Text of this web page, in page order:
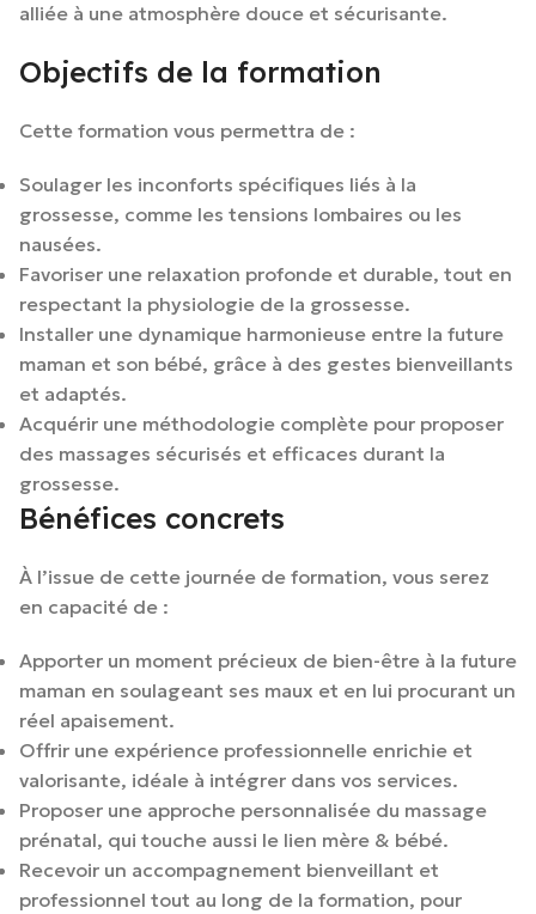
alliée à une atmosphère douce et sécurisante.
Objectifs de la formation
Cette formation vous permettra de :
Soulager les inconforts spécifiques liés à la
grossesse, comme les tensions lombaires ou les
nausées.
Favoriser une relaxation profonde et durable, tout en
respectant la physiologie de la grossesse.
Installer une dynamique harmonieuse entre la future
maman et son bébé, grâce à des gestes bienveillants
et adaptés.
Acquérir une méthodologie complète pour proposer
des massages sécurisés et efficaces durant la
grossesse.
Bénéfices concrets
À l’issue de cette journée de formation, vous serez
en capacité de :
Apporter un moment précieux de bien-être à la future
maman en soulageant ses maux et en lui procurant un
réel apaisement.
Offrir une expérience professionnelle enrichie et
valorisante, idéale à intégrer dans vos services.
Proposer une approche personnalisée du massage
prénatal, qui touche aussi le lien mère & bébé.
Recevoir un accompagnement bienveillant et
professionnel tout au long de la formation, pour